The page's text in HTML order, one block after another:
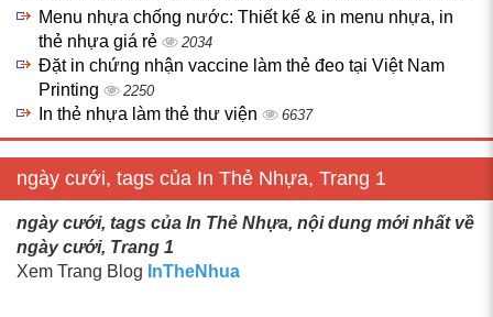
Menu nhựa chống nước: Thiết kế & in menu nhựa, in
thẻ nhựa giá rẻ
2034
Đặt in chứng nhận vaccine làm thẻ đeo tại Việt Nam
Printing
2250
In thẻ nhựa làm thẻ thư viện 6637
ngày cưới, tags của In Thẻ Nhựa, Trang 1
ngày cưới, tags của In Thẻ Nhựa, nội dung mới nhất về
ngày cưới, Trang 1
Xem Trang Blog InTheNhua